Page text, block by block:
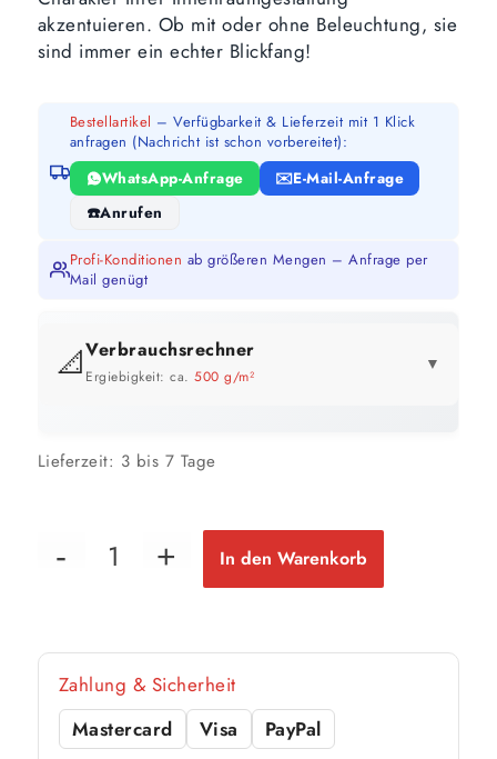
akzentuieren. Ob mit oder ohne Beleuchtung, sie
sind immer ein echter Blickfang!
Bestellartikel – Verfügbarkeit & Lieferzeit mit 1 Klick
anfragen (Nachricht ist schon vorbereitet):
WhatsApp-Anfrage
E-Mail-Anfrage
Anrufen
Profi-Konditionen ab größeren Mengen – Anfrage per
Mail genügt
📐Verbrauchsrechner
Ergiebigkeit: ca.500 g/m²
▼
📏 Ihre Fläche
📐 Schichtdicke
Werte sind Richtwerte und können je nach Untergrund und Werkzeug
abweichen. Für 10 % Reserve wird automatisch aufgerundet.
Lieferzeit: 3 bis 7 Tage
In den Warenkorb
Zahlung & Sicherheit
Mastercard
Visa PayPal